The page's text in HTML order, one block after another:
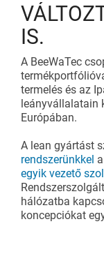
IS.
A BeeWaTec
termelés és az
leányvállalatain
Európában.
A lean gyártást
rendszerünkkel
egyik vezető
hálózatba
koncepciókat